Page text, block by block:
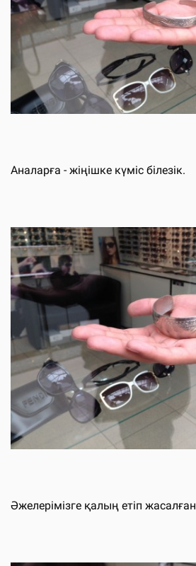
Аналарға - жіңішке күміс білезік.
Әжелерімізге қалың етіп